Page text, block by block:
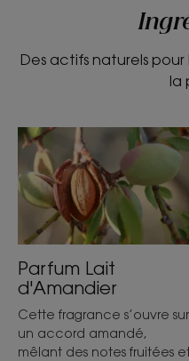
Des actifs naturels
la
Parfum Lait
d'Amandier
Cette fragrance s’ouvre sur
un accord amandé,
mêlant des notes fruitées